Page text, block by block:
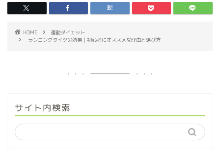
HOME
運動ダイエット
ランニングタイツの効果｜初心者にオススメな理由と選び方
サイト内検索